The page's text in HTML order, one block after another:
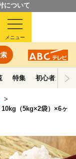
について
メニュー
特集 初心者ガイド
10kg（5kg×2袋）×6ヶ